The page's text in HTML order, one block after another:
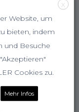
X
Website, um
bieten, indem
und Besuche
Cookies zu.
Mehr Infos